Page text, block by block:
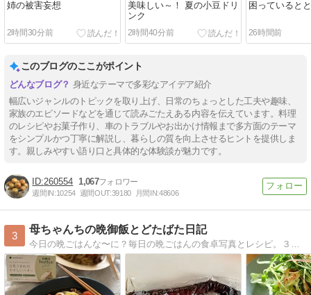
姉の被害妄想
2時間30分前
美味しい～！ 夏の小豆ドリ
ンク
2時間40分前
困っていると
26時間前
このブログのここがポイント
身近なテーマで多彩なアイデア紹介
幅広いジャンルのトピックを取り上げ、日常のちょっとした工夫や趣味、
家族のエピソードなどを通じて読みごたえある内容を伝えています。料理
のレシピやお菓子作り、車のトラブルやお出かけ情報まで多方面のテーマ
をシンプルかつ丁寧に解説し、暮らしの質を向上させるヒントを提供しま
す。親しみやすい語り口と具体的な体験談が魅力です。
260554 1,067
週間IN:10254 週間OUT:39180 月間IN:48606
3
母ちゃんちの晩御飯とどたばた日記
今日の晩ごはんな〜に？毎日の晩ごはんの食卓写真とレシピ。３兄妹（もうみんな大人ですが全員同居中）＋ラブラドールレトリバーのメイの毎日です。